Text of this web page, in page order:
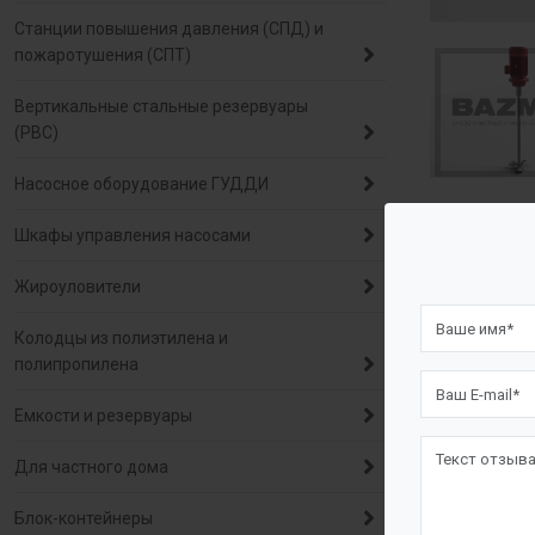
Станции повышения давления (СПД) и
пожаротушения (СПТ)
Вертикальные стальные резервуары
(РВС)
Насосное оборудование ГУДДИ
Шкафы управления насосами
Жироуловители
Колодцы из полиэтилена и
полипропилена
Емкости и резервуары
Для частного дома
Блок-контейнеры
Лопастные
умеренной
указанной